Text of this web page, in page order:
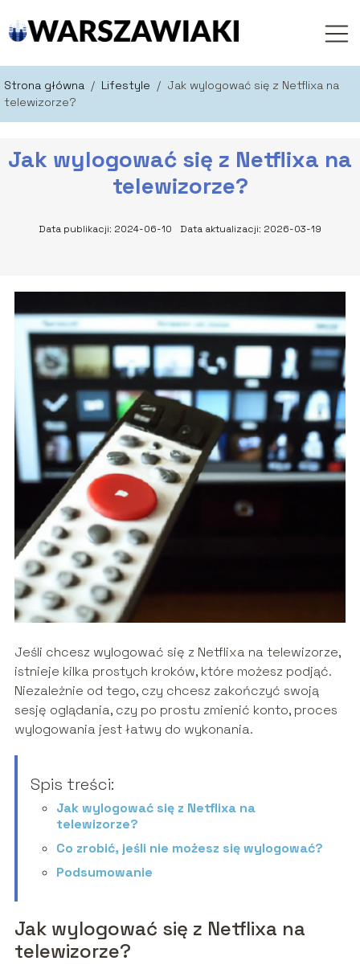
Strona główna / Lifestyle / Jak wylogować się z Netflixa na
telewizorze?
Jak wylogować się z Netflixa na
telewizorze?
Data publikacji: 2024-06-10 Data aktualizacji: 2026-03-19
Jeśli chcesz wylogować się z Netflixa na telewizorze,
istnieje kilka prostych kroków, które możesz podjąć.
Niezależnie od tego, czy chcesz zakończyć swoją
sesję oglądania, czy po prostu zmienić konto, proces
wylogowania jest łatwy do wykonania.
Spis treści:
Jak wylogować się z Netflixa na
telewizorze?
Co zrobić, jeśli nie możesz się wylogować?
Podsumowanie
Jak wylogować się z Netflixa na
telewizorze?